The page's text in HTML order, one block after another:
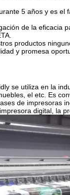
5 años y es
de la eficacia
productos
y promesa
se utiliza en la
el etc. Es
de impresoras
digital, la